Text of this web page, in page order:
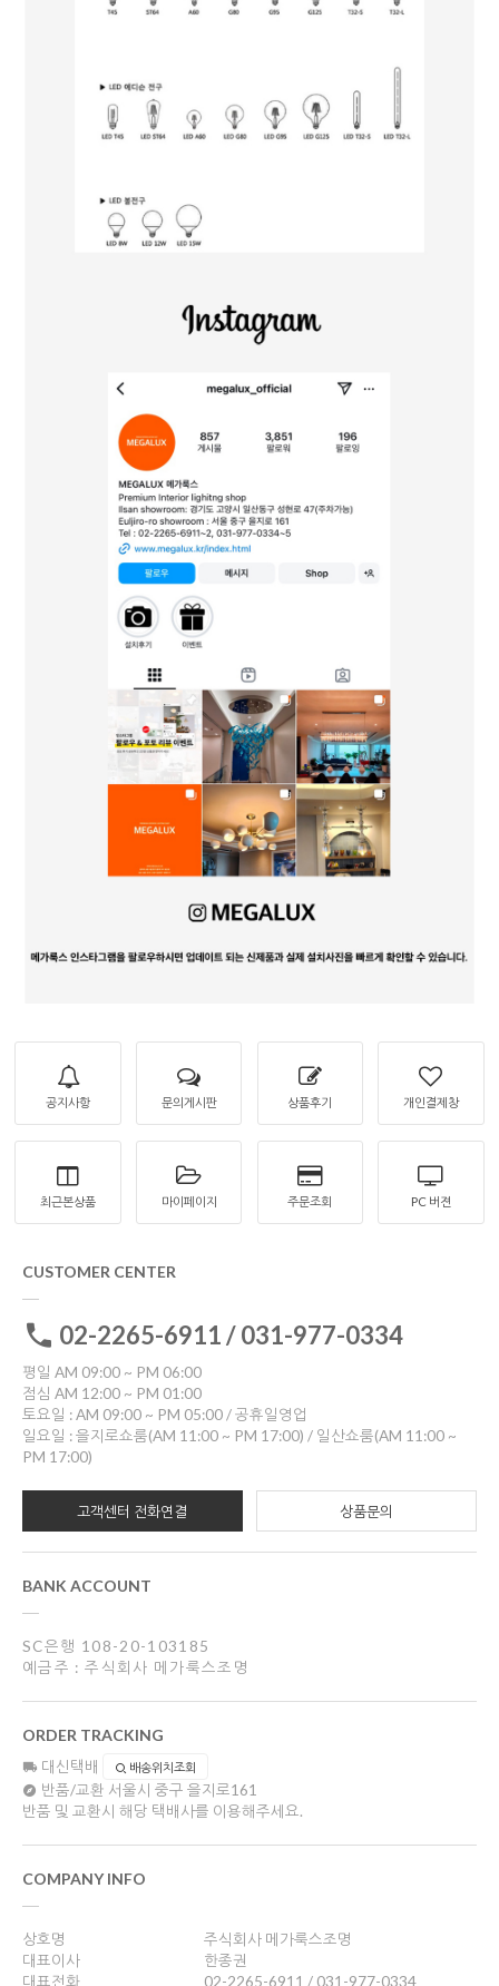
공지사항 문의게시판 상품후기 개인결제창
최근본상품 마이페이지 주문조회 PC 버젼
CUSTOMER CENTER
02-2265-6911 / 031-977-0334
평일 AM 09:00 ~ PM 06:00
점심 AM 12:00 ~ PM 01:00
토요일 : AM 09:00 ~ PM 05:00 / 공휴일영업
일요일 : 을지로쇼룸(AM 11:00 ~ PM 17:00) / 일산쇼룸(AM 11:00 ~
PM 17:00)
고객센터 전화연결 상품문의
BANK ACCOUNT
SC은행 108-20-103185
예금주 : 주식회사 메가룩스조명
ORDER TRACKING
대신택배 배송위치조회
반품/교환 서울시 중구 을지로161
반품 및 교환시 해당 택배사를 이용해주세요.
COMPANY INFO
상호명
주식회사 메가룩스조명
대표이사
한종권
대표전화
02-2265-6911 / 031-977-0334